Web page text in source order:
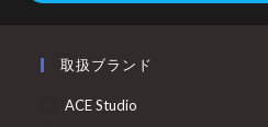
取扱ブランド
ACE Studio